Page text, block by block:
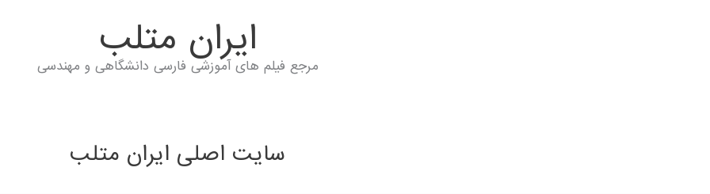
ايران متلب
مرجع فیلم های آموزشی فارسی دانشگاهی و مهندسی
سایت اصلی ایران متلب